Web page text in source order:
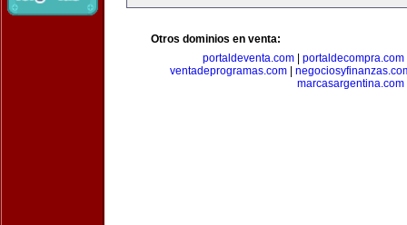
Otros dominios en venta:
portaldeventa.com
portaldecompra.com
ventadeprogramas.com|
marcasargentina.com